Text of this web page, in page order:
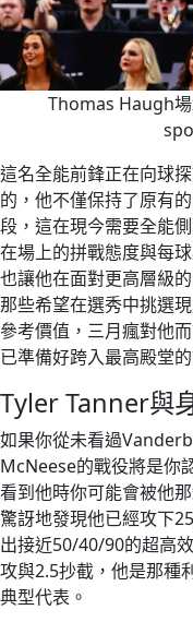
Thomas Haugh
這名全能前鋒正在向球
的，他不僅保持了原有
段，這在現今需要全能
在場上的拼戰態度與每
也讓他在面對更高層級
那些希望在選秀中挑選
參考價值，三月瘋對他
已準備好跨入最高殿堂
Tyler Tanner與
如果你從未看過
McNeese的戰役將是你
看到他時你可能會被他
驚訝地發現他已經攻下
出接近50/40/90的超高
攻與2.5抄截，他是那種
典型代表。